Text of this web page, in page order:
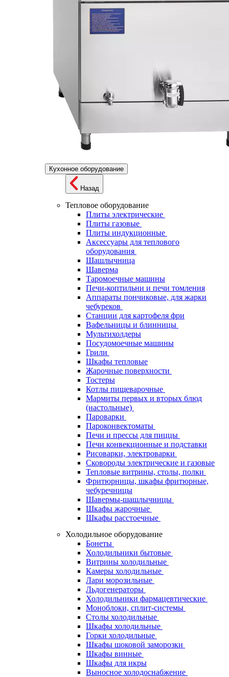
Кухонное оборудование
Назад
Тепловое оборудование
Плиты электрические
Плиты газовые
Плиты индукционные
Аксессуары для теплового
оборудования
Шашлычница
Шаверма
Таромоечные машины
Печи-коптильни и печи томления
Аппараты пончиковые, для жарки
чебуреков
Станции для картофеля фри
Вафельницы и блинницы
Мультихолдеры
Посудомоечные машины
Грили
Шкафы тепловые
Жарочные поверхности
Тостеры
Котлы пищеварочные
Мармиты первых и вторых блюд
(настольные)
Пароварки
Пароконвектоматы
Печи и прессы для пиццы
Печи конвекционные и подставки
Рисоварки, электроварки
Сковороды электрические и газовые
Тепловые витрины, столы, полки
Фритюрницы, шкафы фритюрные,
чебуречницы
Шавермы-шашлычницы
Шкафы жарочные
Шкафы расстоечные
Холодильное оборудование
Бонеты
Холодильники бытовые
Витрины холодильные
Камеры холодильные
Лари морозильные
Льдогенераторы
Холодильники фармацевтические
Моноблоки, сплит-системы
Столы холодильные
Шкафы холодильные
Горки холодильные
Шкафы шоковой заморозки
Шкафы винные
Шкафы для икры
Выносное холодоснабжение